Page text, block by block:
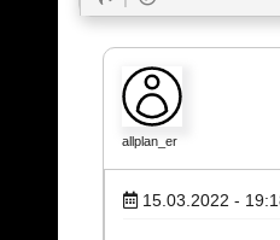
allplan_er
15.03.2022 -